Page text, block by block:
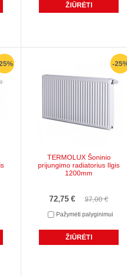
ŽIŪRĖTI
-
TERMOLUX Šoninio
prijungimo radiatorius Ilgis
1200mm
72,75 € 97,00 €
Pažymėti palyginimui
ŽIŪRĖTI